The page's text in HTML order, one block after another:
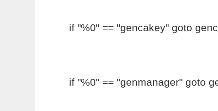
if "%0" == "gencakey" goto
if "%0" == "genmanager" goto